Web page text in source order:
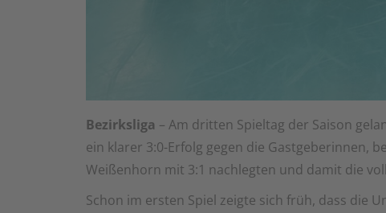
Bezirksliga – Am dritten Spieltag der Saison
ein klarer 3:0-Erfolg gegen die Gastgeberinnen,
Weißenhorn mit 3:1 nachlegten und damit die
Schon im ersten Spiel zeigte sich früh, dass die